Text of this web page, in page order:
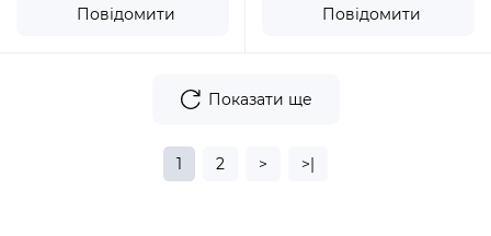
Повідомити Повідомити
Показати ще
1 2 > >|